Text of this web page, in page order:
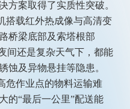
方案取得了实质性突破。
搭载红外热成像与高清变
桥梁底部及索塔根部
间还是复杂天气下，都能
蚀及异物悬挂等隐患。
危作业点的物料运输难
的“最后一公里”配送能